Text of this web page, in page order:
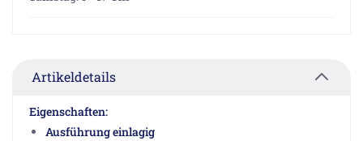
Artikeldetails
Eigenschaften:
Ausführung einlagig